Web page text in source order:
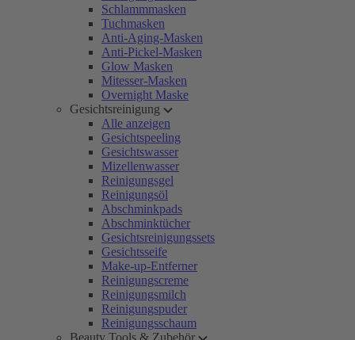
Schlammmasken
Tuchmasken
Anti-Aging-Masken
Anti-Pickel-Masken
Glow Masken
Mitesser-Masken
Overnight Maske
Gesichtsreinigung
Alle anzeigen
Gesichtspeeling
Gesichtswasser
Mizellenwasser
Reinigungsgel
Reinigungsöl
Abschminkpads
Abschminktücher
Gesichtsreinigungssets
Gesichtsseife
Make-up-Entferner
Reinigungscreme
Reinigungsmilch
Reinigungspuder
Reinigungsschaum
Beauty Tools & Zubehör